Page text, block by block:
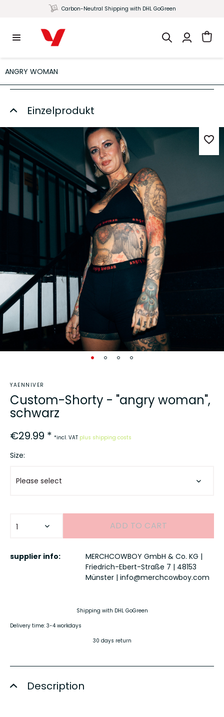
Carbon-Neutral Shipping with DHL GoGreen
ANGRY WOMAN
Einzelprodukt
YAENNIVER
Custom-Shorty - "angry woman",
schwarz
€29.99 * *incl. VAT plus shipping costs
Size:
ADD TO CART
supplier info:
MERCHCOWBOY GmbH & Co. KG |
Friedrich-Ebert-Straße 7 | 48153
Münster | info@merchcowboy.com
Shipping with DHL GoGreen
Delivery time: 3-4 workdays
30 days return
Description